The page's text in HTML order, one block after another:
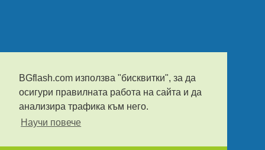
BGflash.com използва "бисквитки", за да
осигури правилната работа на сайта и да
анализира трафика към него.
Научи повече